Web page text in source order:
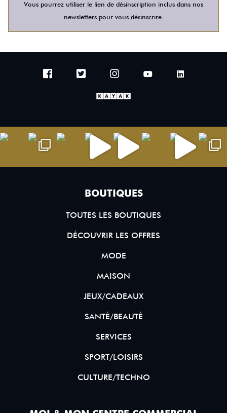
Vous pourrez utiliser le lien de désinscription inclus dans nos
newsletters pour vous désinscrire.
BOUTIQUES
TOUTES LES BOUTIQUES
DÉCOUVRIR LES OFFRES
MODE
MAISON
JEUX/CADEAUX
SANTÉ/BEAUTÉ
SERVICES
SPORT/LOISIRS
CULTURE/TECHNO